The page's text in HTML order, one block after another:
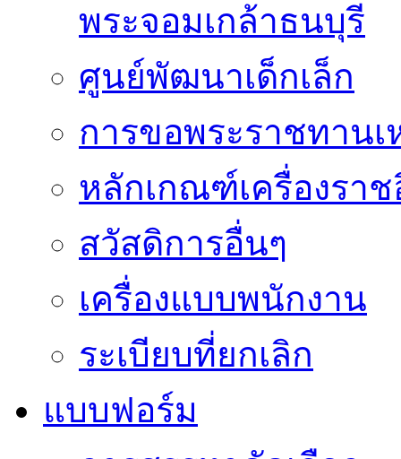
พระจอมเกล้าธนบุรี
ศูนย์พัฒนาเด็กเล็ก
การขอพระราชทาน
หลักเกณฑ์เครื่องรา
สวัสดิการอื่นๆ
เครื่องแบบพนักงาน
ระเบียบที่ยกเลิก
แบบฟอร์ม